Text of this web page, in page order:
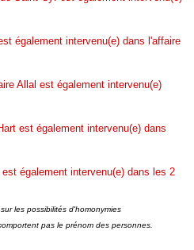
également intervenu(e) dans l'affaire
Allal est également intervenu(e)
est également intervenu(e) dans
également intervenu(e) dans les 2
les possibilités d'homonymies
pas le prénom des personnes.